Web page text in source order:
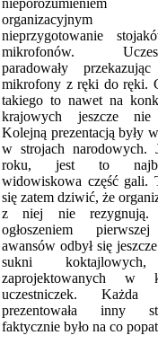
nieporozumieniem
organizacyjnym
nieprzygotowanie
mikrofonów.
paradowały
mikrofony z ręki do ręki.
takiego to nawet na
krajowych jeszcze nie
Kolejną prezentacją były
w strojach narodowych.
roku, jest to
widowiskowa część gali.
się zatem dziwić, że
z niej nie rezygnują.
ogłoszeniem
awansów odbył się
sukni
zaprojektowanych w
uczestniczek. Każda
prezentowała inny
faktycznie było na co